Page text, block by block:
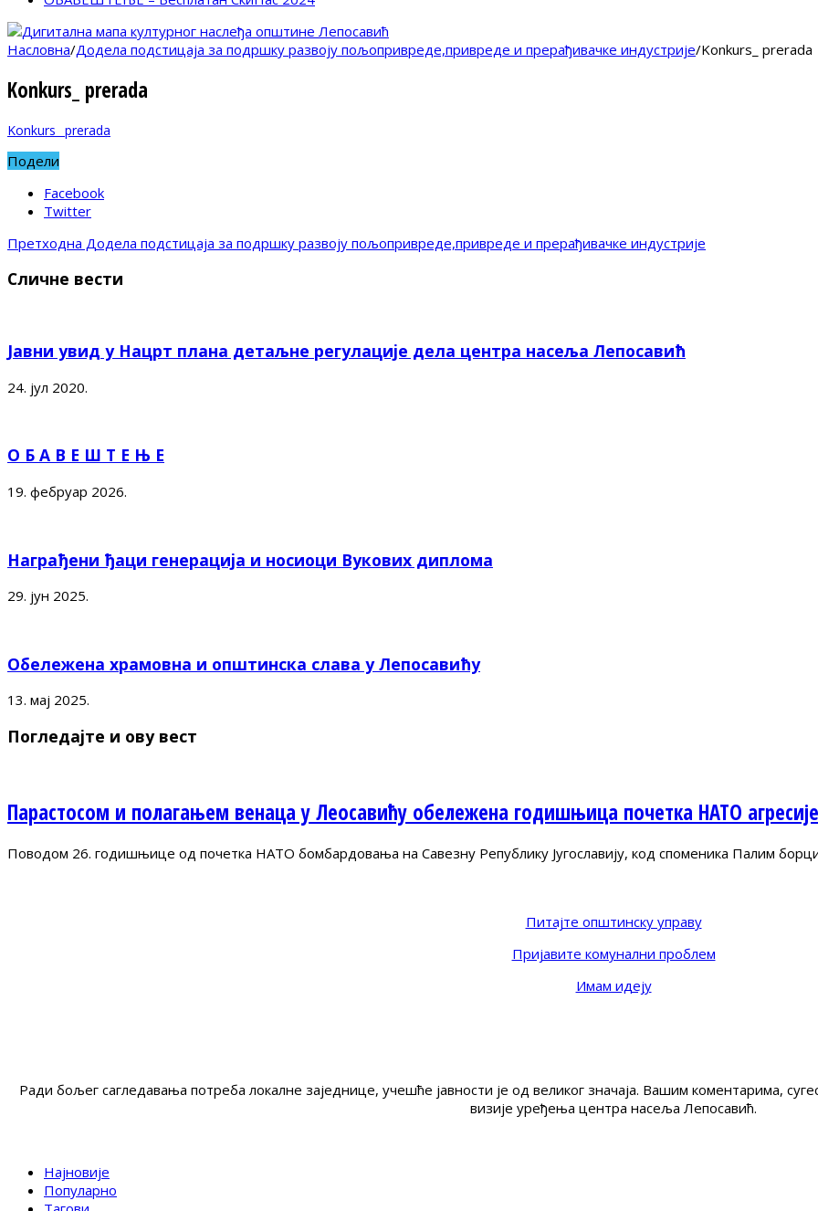
Насловна/Додела подстицаја за подршку развоју пољопривреде,привреде и прерађивачке индустрије/Konkurs_ prerada
Konkurs_ prerada
Konkurs_ prerada
Подели
Facebook
Twitter
Претходна Додела подстицаја за подршку развоју пољопривреде,привреде и прерађивачке индустрије
Сличне вести
Јавни увид у Нацрт плана детаљне регулације дела центра насеља Лепосавић
24. јул 2020.
О Б А В Е Ш Т Е Њ Е
19. фебруар 2026.
Награђени ђаци генерација и носиоци Вукових диплома
29. јун 2025.
Обележена храмовна и општинска слава у Лепосавићу
13. мај 2025.
Погледајте и ову вест
Парастосом и полагањем венаца у Леосавићу обележена годишњица почетка НАТО агресије
Поводом 26. годишњице од почетка НАТО бомбардовања на Савезну Републику Југославију, код споменика Палим
Питајте општинску управу
Пријавите комунални проблем
Имам идеју
Ради бољег сагледавања потреба локалне заједнице, учешће јавности је од великог значаја. Вашим коментарима,
визије уређења центра насеља Лепосавић.
Најновије
Популарно